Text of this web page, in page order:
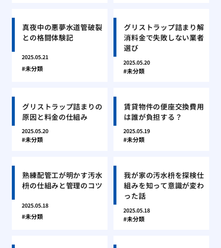
真夜中の悪夢水道管破裂
との格闘体験記
2025.05.21
未分類
グリストラップ詰まり解
消料金で失敗しない業者
選び
2025.05.20
未分類
グリストラップ詰まりの
原因と料金の仕組み
2025.05.20
未分類
賃貸物件の便座交換費用
は誰が負担する？
2025.05.19
未分類
熟練配管工が明かす汚水
枡の仕組みと管理のコツ
2025.05.18
未分類
我が家の汚水枡を探検仕
組みを知って意識が変わ
った話
2025.05.18
未分類